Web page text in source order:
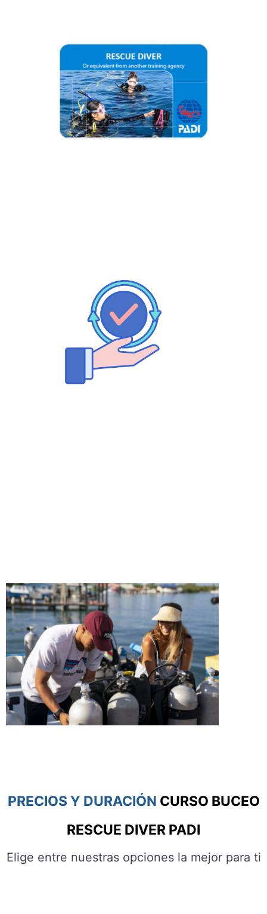
PRECIOS Y DURACIÓN CURSO BUCEO
RESCUE DIVER PADI
Elige entre nuestras opciones la mejor para ti